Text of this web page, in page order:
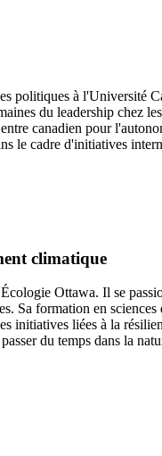
politiques à l'Université
du leadership chez
canadien pour
le cadre d'initiatives
climatique
Ottawa. Il se
Sa formation en
initiatives liées à la
du temps dans la